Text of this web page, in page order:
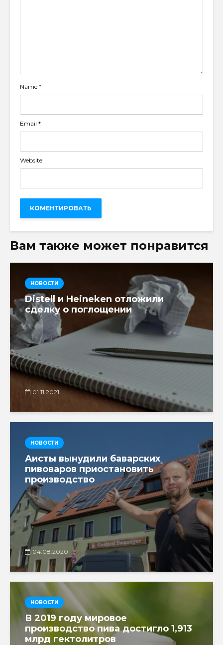
Name *
Email *
Website
Вам также может понравится
НОВОСТИ
Distell и Heineken отложили
сделку о поглощении
01.11.2021
НОВОСТИ
Аисты вынудили баварских
пивоваров приостановить
производство
04.08.2020
НОВОСТИ
В 2019 году мировое
производство пива достигло 1,913
млрд гектолитров